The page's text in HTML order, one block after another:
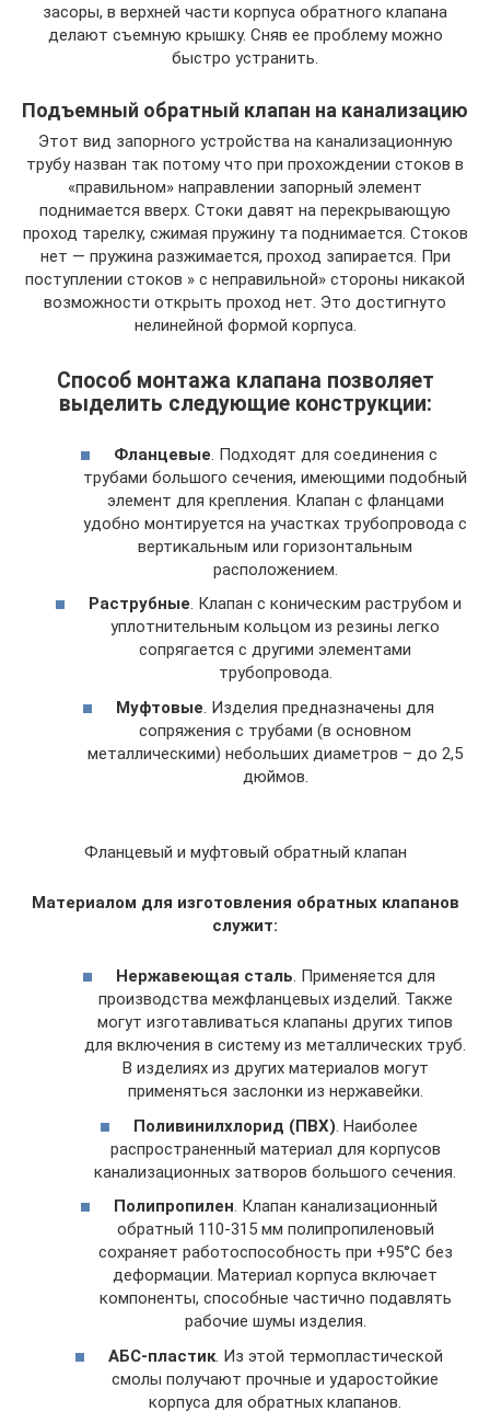
засоры, в верхней части корпуса обратного клапана
делают съемную крышку. Сняв ее проблему можно
быстро устранить.
Подъемный обратный клапан на канализацию
Этот вид запорного устройства на канализационную
трубу назван так потому что при прохождении стоков в
«правильном» направлении запорный элемент
поднимается вверх. Стоки давят на перекрывающую
проход тарелку, сжимая пружину та поднимается. Стоков
нет — пружина разжимается, проход запирается. При
поступлении стоков » с неправильной» стороны никакой
возможности открыть проход нет. Это достигнуто
нелинейной формой корпуса.
Способ монтажа клапана позволяет
выделить следующие конструкции:
Фланцевые . Подходят для соединения с
трубами большого сечения, имеющими подобный
элемент для крепления. Клапан с фланцами
удобно монтируется на участках трубопровода с
вертикальным или горизонтальным
расположением.
Раструбные. Клапан с коническим раструбом и
уплотнительным кольцом из резины легко
сопрягается с другими элементами
трубопровода.
Муфтовые . Изделия предназначены для
сопряжения с трубами (в основном
металлическими) небольших диаметров – до 2,5
дюймов.
Фланцевый и муфтовый обратный клапан
Материалом для изготовления обратных клапанов
служит:
Нержавеющая сталь. Применяется для
производства межфланцевых изделий. Также
могут изготавливаться клапаны других типов
для включения в систему из металлических труб.
В изделиях из других материалов могут
применяться заслонки из нержавейки.
Поливинилхлорид (ПВХ) . Наиболее
распространенный материал для корпусов
канализационных затворов большого сечения.
Полипропилен. Клапан канализационный
обратный 110-315 мм полипропиленовый
сохраняет работоспособность при +95°С без
деформации. Материал корпуса включает
компоненты, способные частично подавлять
рабочие шумы изделия.
АБС-пластик. Из этой термопластической
смолы получают прочные и ударостойкие
корпуса для обратных клапанов.